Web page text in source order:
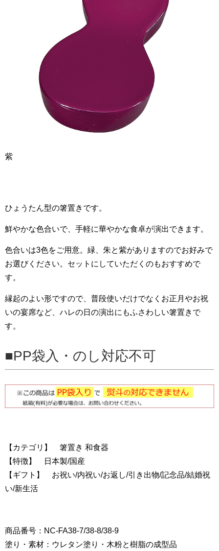
紫
ひょうたん型の箸置きです。
鮮やかな色合いで、手軽に華やかな食卓が演出できます。
色合いは3色をご用意。緑、朱と紫がありますのでお好みで
お選びください。セットにしていただくのもおすすめで
す。
縁起のよい形ですので、普段使いだけでなくお正月やお祝
いの宴席など、ハレの日の演出にもふさわしい箸置きで
す。
PP袋入・のし対応不可
【カテゴリ】 箸置き 和食器
【特徴】 日本製/国産
【ギフト】 お祝い/内祝い/お返し/引き出物/記念品/結婚祝
い/新生活
商品番号：NC-FA38-7/38-8/38-9
塗り・素材：ウレタン塗り・木粉と樹脂の成型品